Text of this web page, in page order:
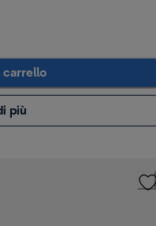
carrello
più